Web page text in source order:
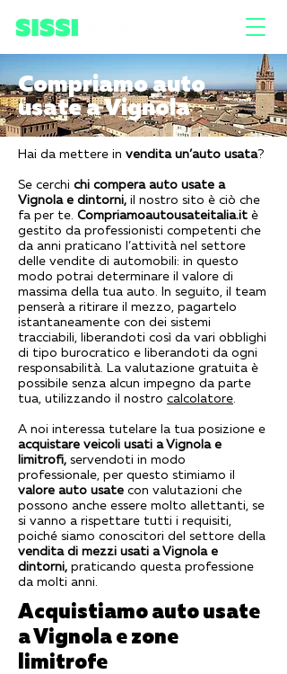
Compriamo auto
usate a Vignola
Hai da mettere in vendita un’auto usata?
Se cerchi chi compera auto usate a
Vignola e dintorni, il nostro sito è ciò che
fa per te. Compriamoautousateitalia.it è
gestito da professionisti competenti che
da anni praticano l’attività nel settore
delle vendite di automobili: in questo
modo potrai determinare il valore di
massima della tua auto. In seguito, il team
penserà a ritirare il mezzo, pagartelo
istantaneamente con dei sistemi
tracciabili, liberandoti così da vari obblighi
di tipo burocratico e liberandoti da ogni
responsabilità. La valutazione gratuita è
possibile senza alcun impegno da parte
tua, utilizzando il nostro calcolatore
A noi interessa tutelare la tua posizione e
acquistare veicoli usati a Vignola e
limitrofi, servendoti in modo
professionale, per questo stimiamo il
valore auto usate con valutazioni che
possono anche essere molto allettanti, se
si vanno a rispettare tutti i requisiti,
poiché siamo conoscitori del settore della
vendita di mezzi usati a Vignola e
dintorni, praticando questa professione
da molti anni.
Acquistiamo auto usate
a Vignola e zone
limitrofe